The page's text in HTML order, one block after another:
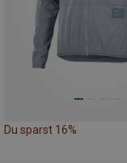
Du sparst 16%